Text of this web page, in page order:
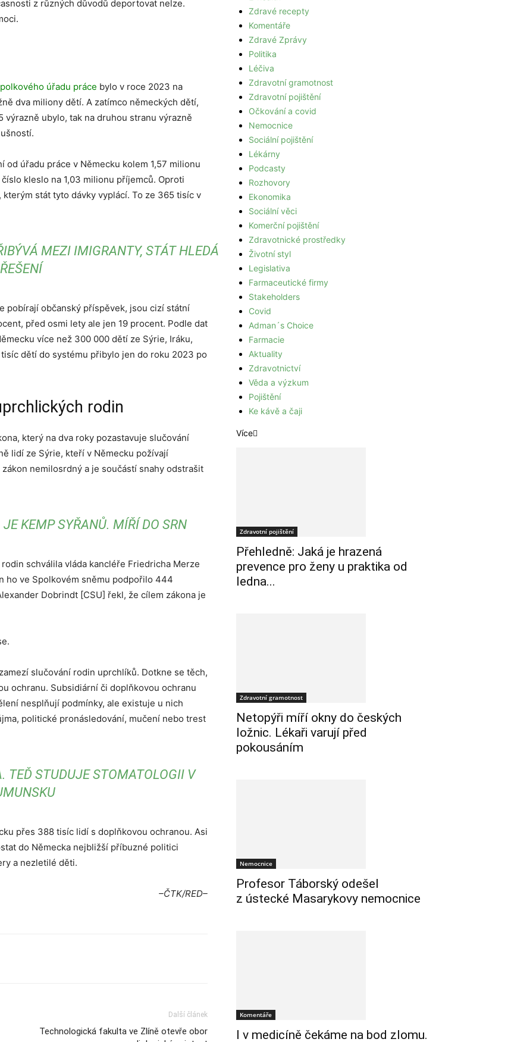
z různých důvodů deportovat nelze.
úřadu práce bylo v roce 2023 na
dva miliony dětí. A zatímco německých dětí,
ubylo, tak na druhou stranu výrazně
úřadu práce v Německu kolem 1,57 milionu
kleslo na 1,03 milionu příjemců. Oproti
stát tyto dávky vyplácí. To ze 365 tisíc v
MEZI IMIGRANTY, STÁT HLEDÁ
ŘEŠENÍ
pobírají občanský příspěvek, jsou cizí státní
před osmi lety ale jen 19 procent. Podle dat
více než 300 000 dětí ze Sýrie, Iráku,
dětí do systému přibylo jen do roku 2023 po
rodin
který na dva roky pozastavuje slučování
lidí ze Sýrie, kteří v Německu požívají
nemilosrdný a je součástí snahy odstrašit
KEMP SYŘANŮ. MÍŘÍ DO SRN
schválila vláda kancléře Friedricha Merze
ho ve Spolkovém sněmu podpořilo 444
Dobrindt [CSU] řekl, že cílem zákona je
slučování rodin uprchlíků. Dotkne se těch,
ochranu. Subsidiární či doplňkovou ochranu
nesplňují podmínky, ale existuje u nich
politické pronásledování, mučení nebo trest
TEĎ STUDUJE STOMATOLOGII V
přes 388 tisíc lidí s doplňkovou ochranou. Asi
do Německa nejbližší příbuzné politici
a nezletilé děti.
–ČTK/RED–
Další článek
Technologická fakulta ve Zlíně otevře obor
Zdravé recepty
Komentáře
Zdravé Zprávy
Politika
Léčiva
Zdravotní gramotnost
Zdravotní pojištění
Očkování a covid
Nemocnice
Sociální pojištění
Lékárny
Podcasty
Rozhovory
Ekonomika
Sociální věci
Komerční pojištění
Zdravotnické prostředky
Životní styl
Legislativa
Farmaceutické firmy
Stakeholders
Covid
Adman´s Choice
Farmacie
Aktuality
Zdravotnictví
Věda a výzkum
Pojištění
Ke kávě a čaji
Více
Zdravotní pojištění
Přehledně: Jaká je hrazená
prevence pro ženy u praktika od
ledna...
Zdravotní gramotnost
Netopýři míří okny do českých
ložnic. Lékaři varují před
pokousáním
Nemocnice
Profesor Táborský odešel
z ústecké Masarykovy nemocnice
Komentáře
I v medicíně čekáme na bod zlomu.